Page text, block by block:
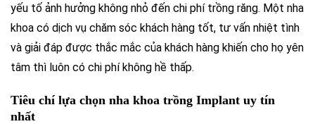
yếu tố ảnh hưởng không nhỏ đến chi phí trồng răng. Một nha
khoa có dịch vụ chăm sóc khách hàng tốt, tư vấn nhiệt tình
và giải đáp được thắc mắc của khách hàng khiến cho họ yên
tâm thì luôn có chi phí không hề thấp.
Tiêu chí lựa chọn nha khoa trồng Implant uy tín
nhất